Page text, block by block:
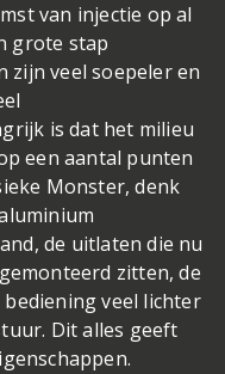
van injectie op al
grote stap
zijn veel soepeler en
is dat het milieu
een aantal punten
Monster, denk
de uitlaten die nu
zitten, de
veel lichter
Dit alles geeft